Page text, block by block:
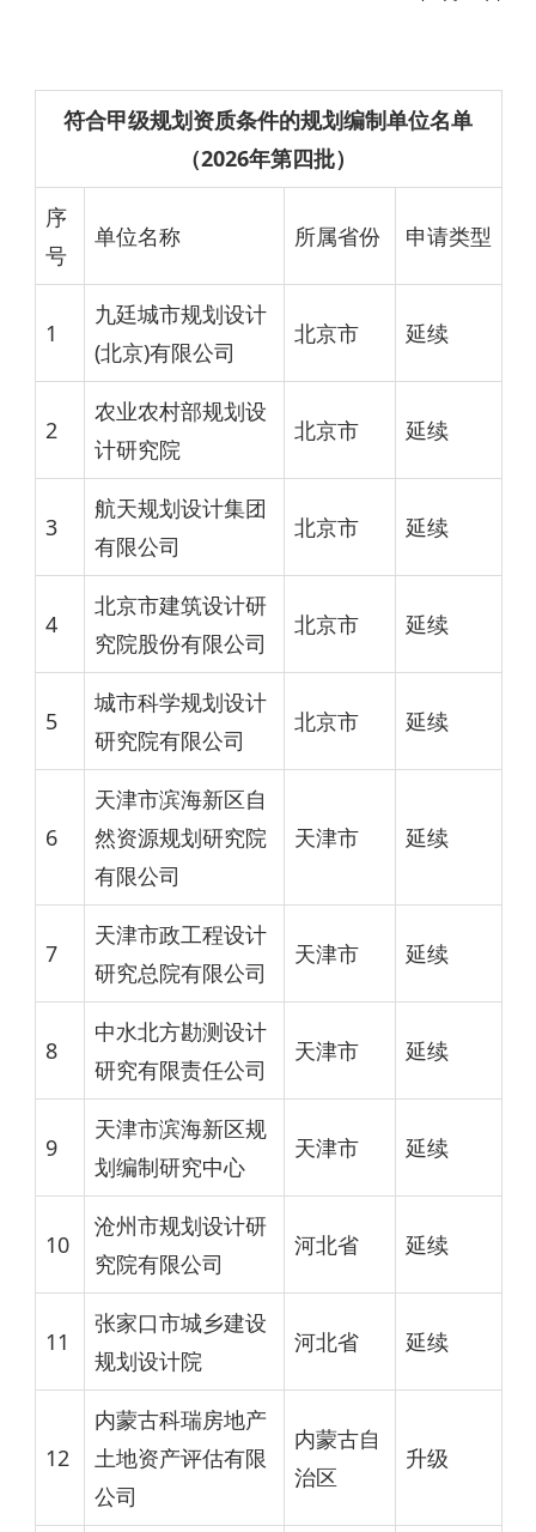
符合甲级规划资质条件的规划编制单位名单
（2026年第四批）
序
号
单位名称 所属省份 申请类型
1
九廷城市规划设计
(北京)有限公司
北京市 延续
2
农业农村部规划设
计研究院
北京市 延续
3
航天规划设计集团
有限公司
北京市 延续
4
北京市建筑设计研
究院股份有限公司
北京市 延续
5
城市科学规划设计
研究院有限公司
北京市 延续
6
天津市滨海新区自
然资源规划研究院
有限公司
天津市 延续
7
天津市政工程设计
研究总院有限公司
天津市 延续
8
中水北方勘测设计
研究有限责任公司
天津市 延续
9
天津市滨海新区规
划编制研究中心
天津市 延续
10
沧州市规划设计研
究院有限公司
河北省 延续
11
张家口市城乡建设
规划设计院
河北省 延续
12
内蒙古科瑞房地产
土地资产评估有限
公司
内蒙古自
治区
升级